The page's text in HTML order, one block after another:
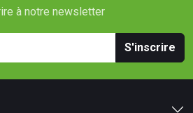
à notre newsletter
S'inscrire